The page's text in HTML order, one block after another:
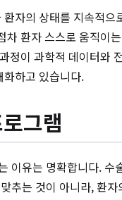
자의 상태를 지속적
환자 스스로 움직
이 과학적 데이터
하고 있습니다.
그램
이유는 명확합니다. 수
추는 것이 아니라,